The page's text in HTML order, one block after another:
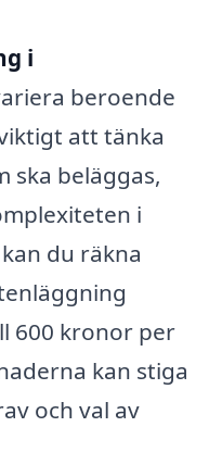
i
beroende
att tänka
ska beläggas,
i
du räkna
600 kronor per
kan stiga
och val av